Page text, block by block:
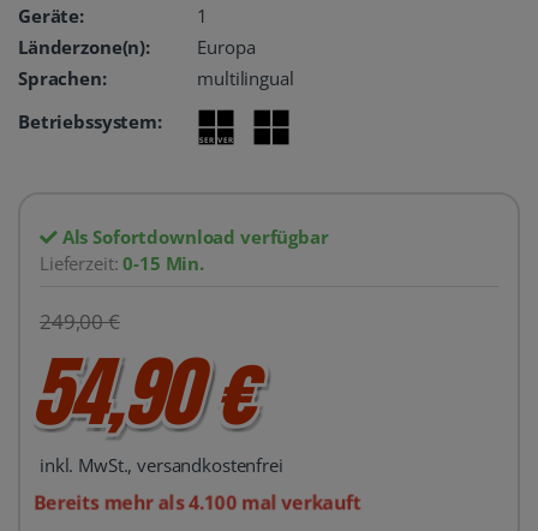
Geräte:
1
Länderzone(n):
Europa
Sprachen:
multilingual
Betriebssystem:
Als Sofortdownload verfügbar
Lieferzeit:0-15 Min.
249,00 €
54,90 €
inkl. MwSt., versandkostenfrei
Bereits mehr als 4.100 mal verkauft